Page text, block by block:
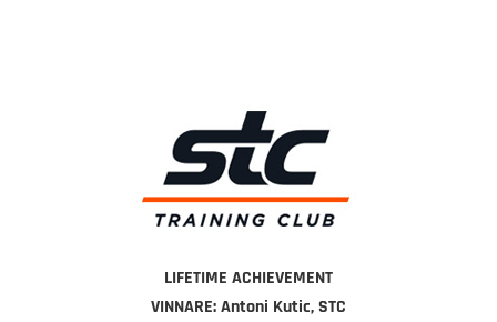
LIFETIME ACHIEVEMENT
VINNARE:Antoni Kutic, STC